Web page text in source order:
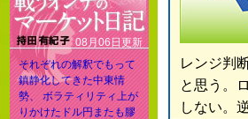
レンジ判
と思う。
しない。
08月06日更新
それぞれの解釈でもって
鎮静化してきた中東情
勢、 ボラティリティ上が
りかけたドル円またも膠